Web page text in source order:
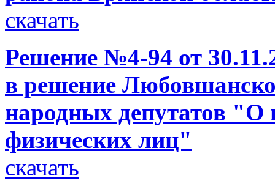
скачать
Решение №4-94 от
в решение
народных депутатов "О
физических лиц"
скачать